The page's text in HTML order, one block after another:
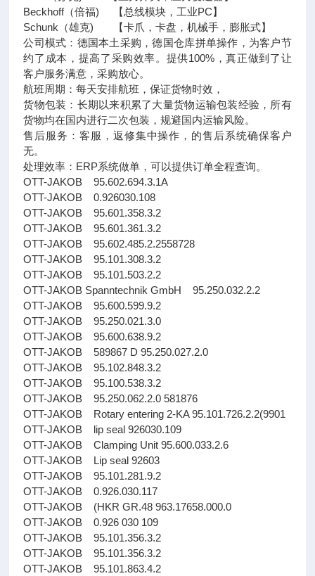
Beckhoff（倍福) 【总线模块，工业PC】
Schunk（雄克) 【卡爪，卡盘，机械手，膨胀式】
公司模式：德国本土采购，德国仓库拼单操作，为客户节
约了成本，提高了采购效率。提供100%，真正做到了让
客户服务满意，采购放心。
航班周期：每天安排航班，保证货物时效，
货物包装：长期以来积累了大量货物运输包装经验，所有
货物均在国内进行二次包装，规避国内运输风险。
售后服务：客服，返修集中操作，的售后系统确保客户
无。
处理效率：ERP系统做单，可以提供订单全程查询。
OTT-JAKOB 95.602.694.3.1A
OTT-JAKOB 0.926030.108
OTT-JAKOB 95.601.358.3.2
OTT-JAKOB 95.601.361.3.2
OTT-JAKOB 95.602.485.2.2558728
OTT-JAKOB 95.101.308.3.2
OTT-JAKOB 95.101.503.2.2
OTT-JAKOB Spanntechnik GmbH 95.250.032.2.2
OTT-JAKOB 95.600.599.9.2
OTT-JAKOB 95.250.021.3.0
OTT-JAKOB 95.600.638.9.2
OTT-JAKOB 589867 D 95.250.027.2.0
OTT-JAKOB 95.102.848.3.2
OTT-JAKOB 95.100.538.3.2
OTT-JAKOB 95.250.062.2.0 581876
OTT-JAKOB Rotary entering 2-KA 95.101.726.2.2(9901
OTT-JAKOB lip seal 926030.109
OTT-JAKOB Clamping Unit 95.600.033.2.6
OTT-JAKOB Lip seal 92603
OTT-JAKOB 95.101.281.9.2
OTT-JAKOB 0.926.030.117
OTT-JAKOB (HKR GR.48 963.17658.000.0
OTT-JAKOB 0.926 030 109
OTT-JAKOB 95.101.356.3.2
OTT-JAKOB 95.101.356.3.2
OTT-JAKOB 95.101.863.4.2